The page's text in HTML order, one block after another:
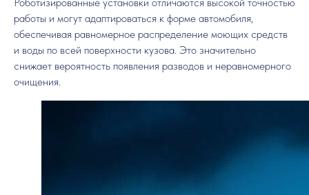
работы и могут адаптироваться к форме автомобиля,
обеспечивая равномерное распределение моющих средств
и воды по всей поверхности кузова. Это значительно
снижает вероятность появления разводов и неравномерного
очищения.